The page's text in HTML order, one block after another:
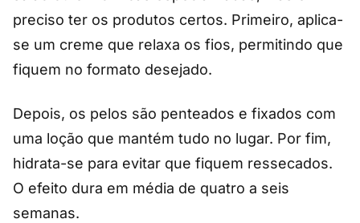
preciso ter os produtos certos. Primeiro, aplica-
se um creme que relaxa os fios, permitindo que
fiquem no formato desejado.
Depois, os pelos são penteados e fixados com
uma loção que mantém tudo no lugar. Por fim,
hidrata-se para evitar que fiquem ressecados.
O efeito dura em média de quatro a seis
semanas.